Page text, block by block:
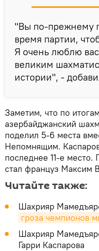
"Вы по-прежнему
время партии,
Я очень люблю
великим
истории", -
Заметим, что по
азербайджанский
поделил 5-6 места
Непомнящим.
последнее 11-е
стал француз Максим
Читайте также:
Шахрияр
гроза чемпионов
Шахрияр
Гарри Каспарова